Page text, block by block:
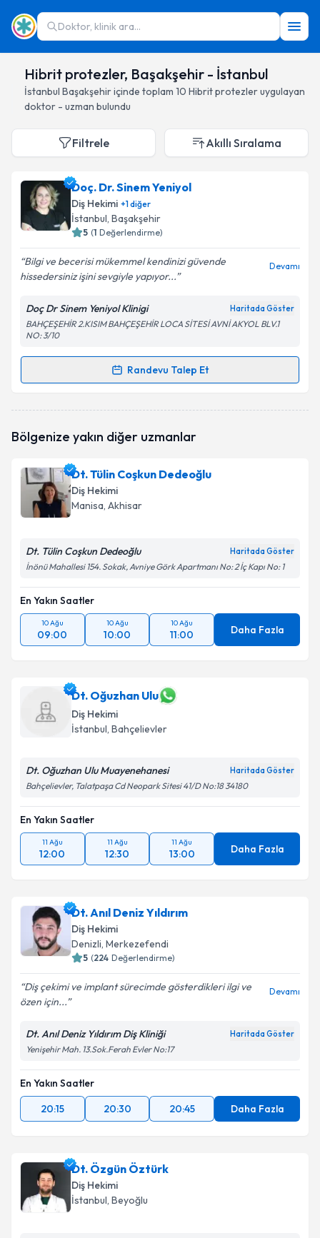
Doktor, klinik ara...
Hibrit protezler, Başakşehir - İstanbul
İstanbul Başakşehiriçinde toplam 10 Hibrit protezleruygulayan
doktor - uzman bulundu
Filtrele Akıllı Sıralama
Doç. Dr. Sinem Yeniyol
Diş Hekimi +1diğer
İstanbul, Başakşehir
5 (1 Değerlendirme)
Bilgi ve becerisi mükemmel kendinizi güvende
hissedersiniz işini sevgiyle yapıyor...
Devamı
Doç Dr Sinem Yeniyol Klinigi Haritada Göster
BAHÇEŞEHİR 2.KISIM BAHÇEŞEHİR LOCA SİTESİ AVNİ AKYOL BLV.1
NO: 3/10
Randevu Talep Et
Randevu Takvimi Talebi
oluşturun. Size bu uzmandan randevu almanız için bir
E-posta Adresiniz
Kişisel verilerimin işlenmesine ilişkin
Aydınlatma
Metni'ni okudum ve kişisel verilerimin belirtilen
Takvim Talebini Gönder
Bölgenize yakın diğer uzmanlar
Dt. Tülin Coşkun Dedeoğlu
Diş Hekimi
Manisa, Akhisar
Dt. Tülin Coşkun Dedeoğlu Haritada Göster
İnönü Mahallesi 154. Sokak, Avniye Görk Apartmanı No: 2 İç Kapı No: 1
En Yakın Saatler
10 Ağu
09:00
10 Ağu
10:00
10 Ağu
11:00 Daha Fazla
Dt. Oğuzhan Ulu
Diş Hekimi
İstanbul, Bahçelievler
Dt. Oğuzhan Ulu Muayenehanesi Haritada Göster
Bahçelievler, Talatpaşa Cd Neopark Sitesi 41/D No:18 34180
En Yakın Saatler
11 Ağu
12:00
11 Ağu
12:30
11 Ağu
13:00 Daha Fazla
Dt. Anıl Deniz Yıldırım
Diş Hekimi
Denizli, Merkezefendi
5 (224 Değerlendirme)
Diş çekimi ve implant sürecimde gösterdikleri ilgi ve
özen için...
Devamı
Dt. Anıl Deniz Yıldırım Diş Kliniği Haritada Göster
Yenişehir Mah. 13.Sok.Ferah Evler No:17
En Yakın Saatler
20:15
20:30 20:45 Daha Fazla
Dt. Özgün Öztürk
Diş Hekimi
İstanbul, Beyoğlu